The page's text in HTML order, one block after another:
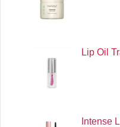
Lip Oil
Intense